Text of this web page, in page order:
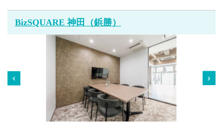
BizSQUARE 神田（鋲勝）